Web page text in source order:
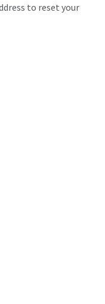
to reset your